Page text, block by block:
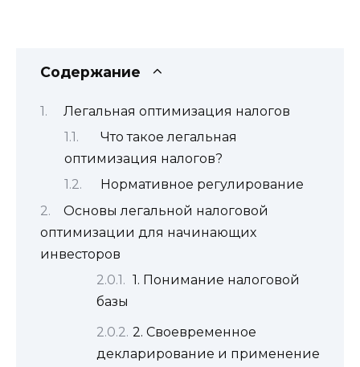
Содержание
Легальная оптимизация налогов
Что такое легальная
оптимизация налогов?
Нормативное регулирование
Основы легальной налоговой
оптимизации для начинающих
инвесторов
1. Понимание налоговой
базы
2. Своевременное
декларирование и применение